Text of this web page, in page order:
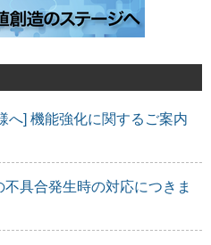
へ] 機能強化に関するご案内
具合発生時の対応につきま